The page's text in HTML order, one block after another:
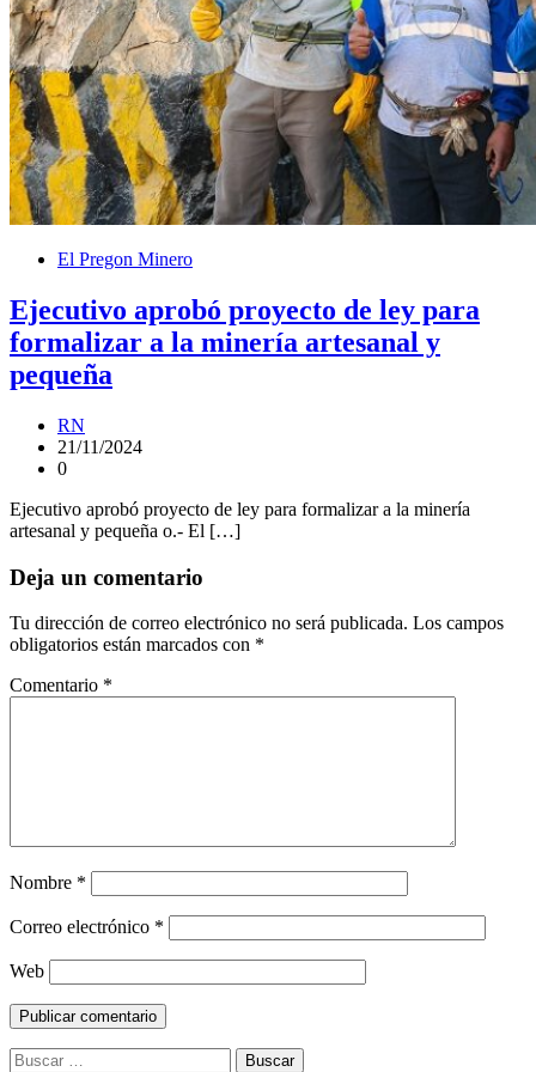
El Pregon Minero
Ejecutivo aprobó proyecto de ley para
formalizar a la minería artesanal y
pequeña
RN
21/11/2024
0
Ejecutivo aprobó proyecto de ley para formalizar a la minería
artesanal y pequeña o.- El […]
Deja un comentario
Tu dirección de correo electrónico no será publicada. Los campos
obligatorios están marcados con *
Comentario *
Nombre *
Correo electrónico *
Web
Buscar: